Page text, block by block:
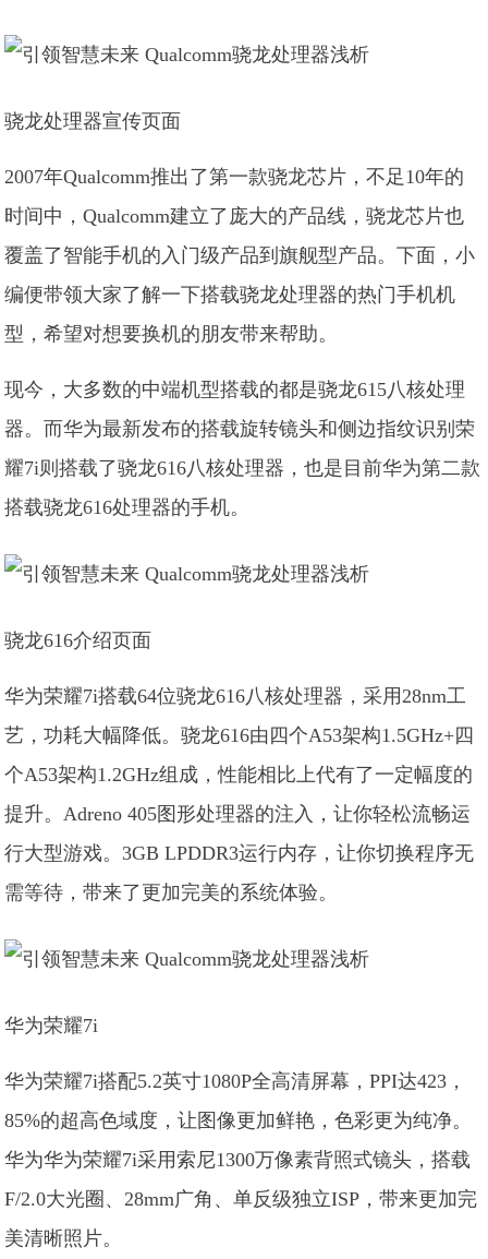
骁龙处理器宣传页面
2007年Qualcomm推出了第一款骁龙芯片，不足10年的
时间中，Qualcomm建立了庞大的产品线，骁龙芯片也
覆盖了智能手机的入门级产品到旗舰型产品。下面，小
编便带领大家了解一下搭载骁龙处理器的热门手机机
型，希望对想要换机的朋友带来帮助。
现今，大多数的中端机型搭载的都是骁龙615八核处理
器。而华为最新发布的搭载旋转镜头和侧边指纹识别荣
耀7i则搭载了骁龙616八核处理器，也是目前华为第二款
搭载骁龙616处理器的手机。
骁龙616介绍页面
华为荣耀7i搭载64位骁龙616八核处理器，采用28nm工
艺，功耗大幅降低。骁龙616由四个A53架构1.5GHz+四
个A53架构1.2GHz组成，性能相比上代有了一定幅度的
提升。Adreno 405图形处理器的注入，让你轻松流畅运
行大型游戏。3GB LPDDR3运行内存，让你切换程序无
需等待，带来了更加完美的系统体验。
华为荣耀7i
华为荣耀7i搭配5.2英寸1080P全高清屏幕，PPI达423，
85%的超高色域度，让图像更加鲜艳，色彩更为纯净。
华为华为荣耀7i采用索尼1300万像素背照式镜头，搭载
F/2.0大光圈、28mm广角、单反级独立ISP，带来更加完
美清晰照片。